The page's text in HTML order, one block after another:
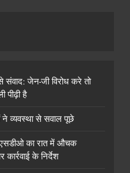
जेन-जी विरोध करे तो
पीढ़ी है
ने व्यवस्था से सवाल पूछे
का रात में औचक
कार्रवाई के निर्देश